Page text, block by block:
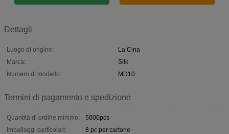
Dettagli
Luogo di origine:
La Cina
Marca:
Silk
Numero di modello:
MD10
Termini di pagamento e spedizione
Quantità di ordine minimo:
5000pcs
Imballaggi particolari:
8 pc per cartone